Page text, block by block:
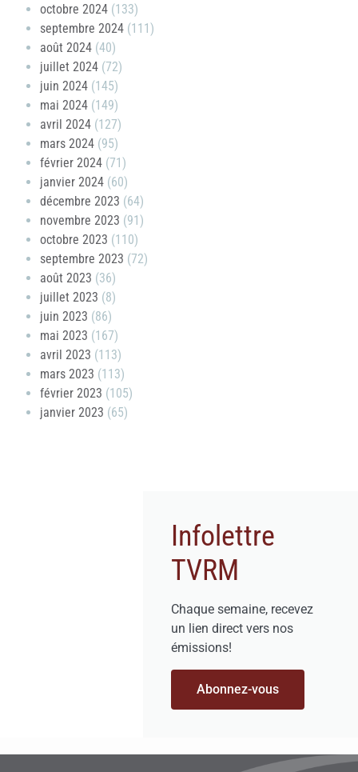
octobre 2024 (133)
septembre 2024 (111)
août 2024 (40)
juillet 2024 (72)
juin 2024 (145)
mai 2024 (149)
avril 2024 (127)
mars 2024 (95)
février 2024 (71)
janvier 2024 (60)
décembre 2023 (64)
novembre 2023 (91)
octobre 2023 (110)
septembre 2023 (72)
août 2023 (36)
juillet 2023 (8)
juin 2023 (86)
mai 2023 (167)
avril 2023 (113)
mars 2023 (113)
février 2023 (105)
janvier 2023 (65)
Infolettre
TVRM
Chaque semaine, recevez
un lien direct vers nos
émissions!
Abonnez-vous